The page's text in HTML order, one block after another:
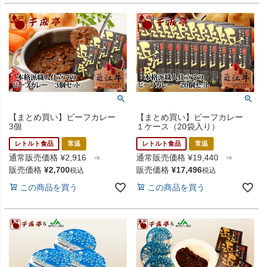
【まとめ買い】ビーフカレー
3個
レトルト食品 常温
通常販売価格 ¥2,916 ⇒
販売価格 ¥2,700税込
この商品を買う
【まとめ買い】ビーフカレー
１ケース（20袋入り）
レトルト食品 常温
通常販売価格 ¥19,440 ⇒
販売価格 ¥17,496税込
この商品を買う